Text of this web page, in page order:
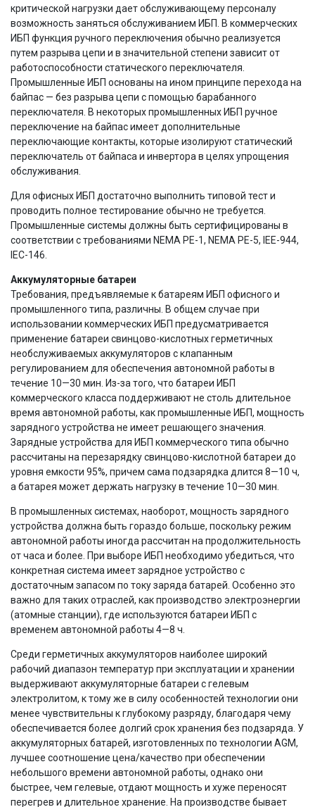
критической нагрузки дает обслуживающему персоналу
возможность заняться обслуживанием ИБП. В коммерческих
ИБП функция ручного переключения обычно реализуется
путем разрыва цепи и в значительной степени зависит от
работоспособности статического переключателя.
Промышленные ИБП основаны на ином принципе перехода на
байпас — без разрыва цепи с помощью барабанного
переключателя. В некоторых промышленных ИБП ручное
переключение на байпас имеет дополнительные
переключающие контакты, которые изолируют статический
переключатель от байпаса и инвертора в целях упрощения
обслуживания.
Для офисных ИБП достаточно выполнить типовой тест и
проводить полное тестирование обычно не требуется.
Промышленные системы должны быть сертифицированы в
соответствии с требованиями NEMA PE-1, NEMA PE-5, IEE-944,
IEC-146.
Аккумуляторные батареи
Требования, предъявляемые к батареям ИБП офисного и
промышленного типа, различны. В общем случае при
использовании коммерческих ИБП предусматривается
применение батареи свинцово-кислотных герметичных
необслуживаемых аккумуляторов с клапанным
регулированием для обеспечения автономной работы в
течение 10—30 мин. Из-за того, что батареи ИБП
коммерческого класса поддерживают не столь длительное
время автономной работы, как промышленные ИБП, мощность
зарядного устройства не имеет решающего значения.
Зарядные устройства для ИБП коммерческого типа обычно
рассчитаны на перезарядку свинцово-кислотной батареи до
уровня емкости 95%, причем сама подзарядка длится 8—10 ч,
а батарея может держать нагрузку в течение 10—30 мин.
В промышленных системах, наоборот, мощность зарядного
устройства должна быть гораздо больше, поскольку режим
автономной работы иногда рассчитан на продолжительность
от часа и более. При выборе ИБП необходимо убедиться, что
конкретная система имеет зарядное устройство с
достаточным запасом по току заряда батарей. Особенно это
важно для таких отраслей, как производство электроэнергии
(атомные станции), где используются батареи ИБП с
временем автономной работы 4—8 ч.
Среди герметичных аккумуляторов наиболее широкий
рабочий диапазон температур при эксплуатации и хранении
выдерживают аккумуляторные батареи с гелевым
электролитом, к тому же в силу особенностей технологии они
менее чувствительны к глубокому разряду, благодаря чему
обеспечивается более долгий срок хранения без подзаряда. У
аккумуляторных батарей, изготовленных по технологии AGM,
лучшее соотношение цена/качество при обеспечении
небольшого времени автономной работы, однако они
быстрее, чем гелевые, отдают мощность и хуже переносят
перегрев и длительное хранение. На производстве бывает